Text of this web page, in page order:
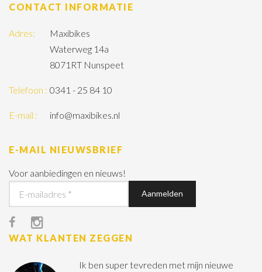
CONTACT INFORMATIE
Adres:
Maxibikes
Waterweg 14a
8071RT Nunspeet
Telefoon : 0341 - 25 84 10
E-mail : info@maxibikes.nl
E-MAIL NIEUWSBRIEF
Voor aanbiedingen en nieuws!
WAT KLANTEN ZEGGEN
Ik ben super tevreden met mijn nieuwe